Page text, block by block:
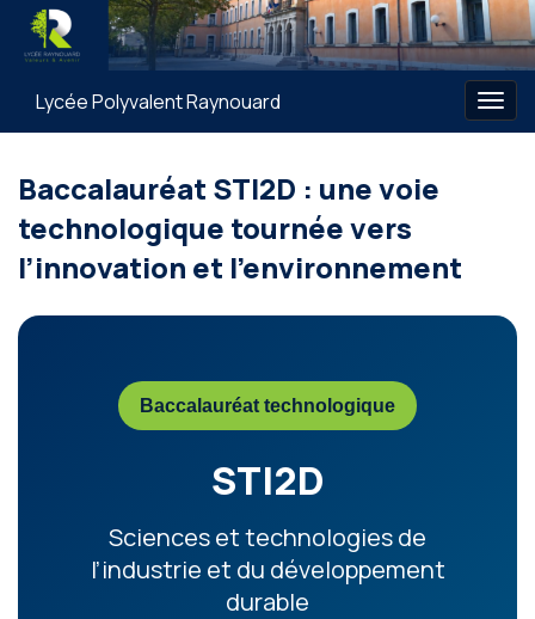
Lycée Polyvalent Raynouard
Baccalauréat STI2D : une voie
technologique tournée vers
l’innovation et l’environnement
Baccalauréat technologique
STI2D
Sciences et technologies de
l’industrie et du développement
durable